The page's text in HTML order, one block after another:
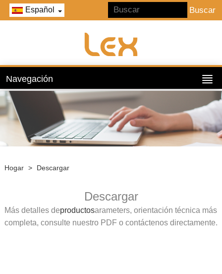
Español
Navegación
Hogar > Descargar
Descargar
Más detalles deproductosarameters, orientación técnica más
completa, consulte nuestro PDF o contáctenos directamente.